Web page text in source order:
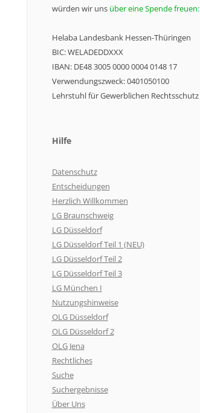
würden wir uns über eine Spende freuen:
Helaba Landesbank Hessen-Thüringen
BIC: WELADEDDXXX
IBAN: DE48 3005 0000 0004 0148 17
Verwendungszweck: 0401050100
Lehrstuhl für Gewerblichen Rechtsschutz
Hilfe
Datenschutz
Entscheidungen
Herzlich Willkommen
LG Braunschweig
LG Düsseldorf
LG Düsseldorf Teil 1 (NEU)
LG Düsseldorf Teil 2
LG Düsseldorf Teil 3
LG München I
Nutzungshinweise
OLG Düsseldorf
OLG Düsseldorf 2
OLG Jena
Rechtliches
Suche
Suchergebnisse
Über Uns